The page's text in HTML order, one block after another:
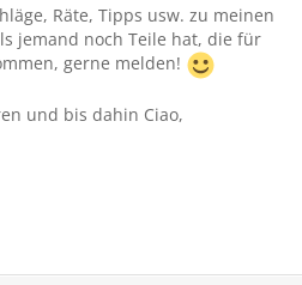
Räte, Tipps usw. zu meinen
jemand noch Teile hat, die für
gerne melden!
und bis dahin Ciao,